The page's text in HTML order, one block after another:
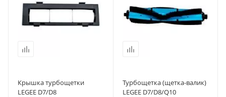
Крышка турбощетки
LEGEE D7/D8
Турбощетка (щетка-валик)
LEGEE D7/D8/Q10